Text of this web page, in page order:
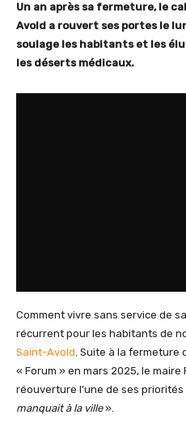
Un an après sa fermeture, le
Avold a rouvert ses portes le
soulage les habitants et les
les déserts médicaux.
Comment vivre sans service de
récurrent pour les habitants de
Saint-Avold . Suite à la
« Forum » en mars 2025, le
réouverture l’une de ses priorités
manquait à la ville».